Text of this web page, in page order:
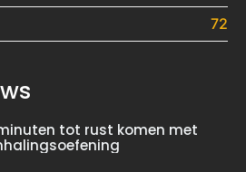
72
tot rust komen met